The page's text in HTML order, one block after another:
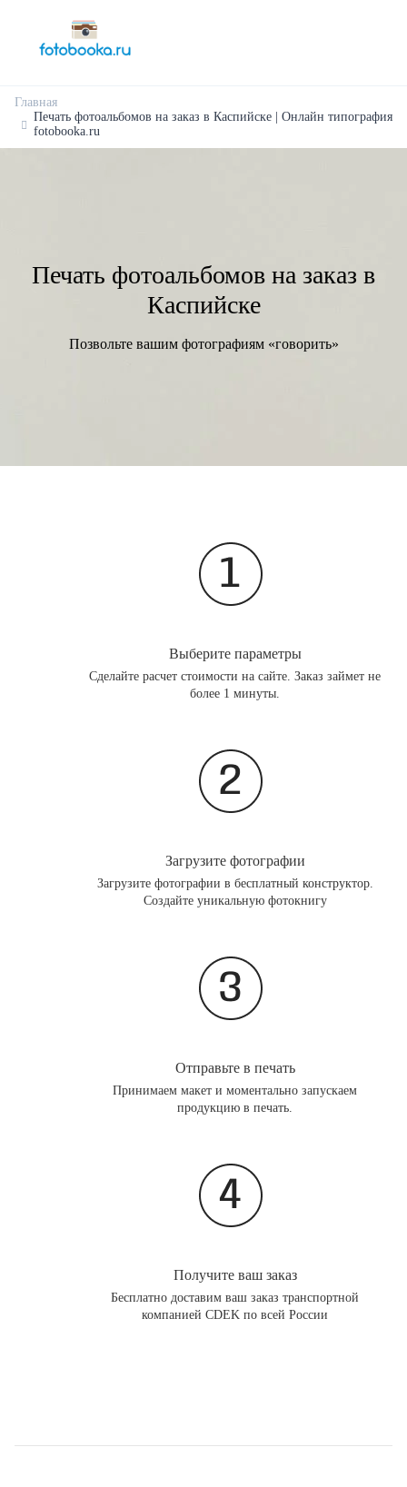
Главная
Печать фотоальбомов на заказ в Каспийске | Онлайн типография
fotobooka.ru
Печать фотоальбомов на заказ в
Каспийске
Позвольте вашим фотографиям «говорить»
Выберите параметры
Сделайте расчет стоимости на сайте. Заказ займет не
более 1 минуты.
Загрузите фотографии
Загрузите фотографии в бесплатный конструктор.
Создайте уникальную фотокнигу
Отправьте в печать
Принимаем макет и моментально запускаем
продукцию в печать.
Получите ваш заказ
Бесплатно доставим ваш заказ транспортной
компанией CDEK по всей России